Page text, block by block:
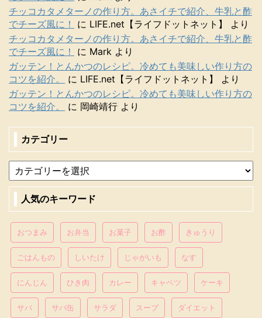
チッコカタメターノの作り方。あさイチで紹介、牛乳と酢
でチーズ風に！
に LIFE.net【ライフドットネット】
より
チッコカタメターノの作り方。あさイチで紹介、牛乳と酢
でチーズ風に！
に Mark より
ガッテン！とんかつのレシピ。冷めても美味しい作り方の
コツを紹介。
に LIFE.net【ライフドットネット】
より
ガッテン！とんかつのレシピ。冷めても美味しい作り方の
コツを紹介。
に 岡崎靖行 より
カテゴリー
人気のキーワード
おつまみ お弁当 お菓子 お酢 きゅうり
ごはんもの しいたけ じゃがいも なす
にんじん ひき肉 カレー キャベツ ケーキ
サバ サバ缶 サラダ スープ ダイエット